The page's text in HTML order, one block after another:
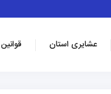
عشایری استان